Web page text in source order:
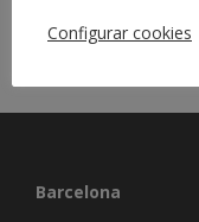
Barcelona
Configurar cookies